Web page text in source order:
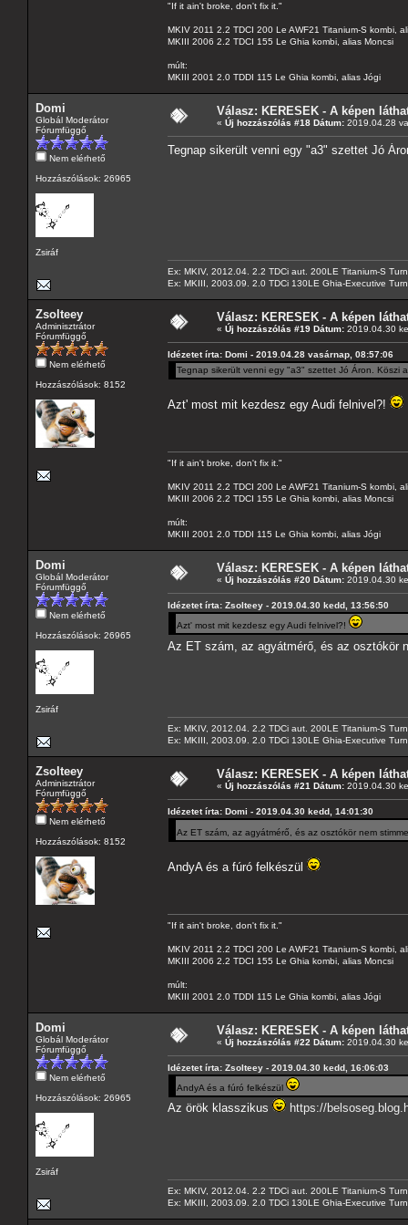
"If it ain't broke, don't fix it."
MKIV 2011 2.2 TDCI 200 Le AWF21 Titanium-S kombi,
MKIII 2006 2.2 TDCI 155 Le Ghia kombi, alias Moncsi
múlt:
MKIII 2001 2.0 TDDI 115 Le Ghia kombi, alias Jógi
Domi
Globál Moderátor
Fórumfüggő
Nem elérhető
Hozzászólások: 26965
Zsiráf
Válasz: KERESEK - A képen
« Új hozzászólás #18 Dátum: 2019.04.28
Tegnap sikerült venni egy "a3" szettet Jó
Ex: MKIV, 2012.04. 2.2 TDCi aut. 200LE Titanium-S
Ex: MKIII, 2003.09. 2.0 TDCi 130LE Ghia-Executive
Zsolteey
Adminisztrátor
Fórumfüggő
Nem elérhető
Hozzászólások: 8152
Válasz: KERESEK - A képen
« Új hozzászólás #19 Dátum: 2019.04.30
Idézetet írta: Domi - 2019.04.28 vasárnap, 08:57:06
Tegnap sikerült venni egy "a3" szettet Jó Áron. Köszi
Azt' most mit kezdesz egy Audi felnivel?!
"If it ain't broke, don't fix it."
MKIV 2011 2.2 TDCI 200 Le AWF21 Titanium-S kombi,
MKIII 2006 2.2 TDCI 155 Le Ghia kombi, alias Moncsi
múlt:
MKIII 2001 2.0 TDDI 115 Le Ghia kombi, alias Jógi
Domi
Globál Moderátor
Fórumfüggő
Nem elérhető
Hozzászólások: 26965
Zsiráf
Válasz: KERESEK - A képen
« Új hozzászólás #20 Dátum: 2019.04.30
Idézetet írta: Zsolteey - 2019.04.30 kedd, 13:56:50
Azt' most mit kezdesz egy Audi felnivel?!
Az ET szám, az agyátmérő, és az
Ex: MKIV, 2012.04. 2.2 TDCi aut. 200LE Titanium-S
Ex: MKIII, 2003.09. 2.0 TDCi 130LE Ghia-Executive
Zsolteey
Adminisztrátor
Fórumfüggő
Nem elérhető
Hozzászólások: 8152
Válasz: KERESEK - A képen
« Új hozzászólás #21 Dátum: 2019.04.30
Idézetet írta: Domi - 2019.04.30 kedd, 14:01:30
Az ET szám, az agyátmérő, és az osztókör nem
AndyA és a fúró felkészül
"If it ain't broke, don't fix it."
MKIV 2011 2.2 TDCI 200 Le AWF21 Titanium-S kombi,
MKIII 2006 2.2 TDCI 155 Le Ghia kombi, alias Moncsi
múlt:
MKIII 2001 2.0 TDDI 115 Le Ghia kombi, alias Jógi
Domi
Globál Moderátor
Fórumfüggő
Nem elérhető
Hozzászólások: 26965
Zsiráf
Válasz: KERESEK - A képen
« Új hozzászólás #22 Dátum: 2019.04.30
Idézetet írta: Zsolteey - 2019.04.30 kedd, 16:06:03
AndyA és a fúró felkészül
Az örök klasszikus https://
Ex: MKIV, 2012.04. 2.2 TDCi aut. 200LE Titanium-S
Ex: MKIII, 2003.09. 2.0 TDCi 130LE Ghia-Executive